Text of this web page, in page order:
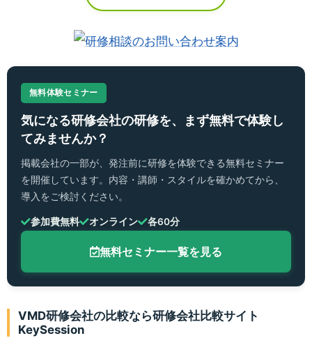
無料体験セミナー
気になる研修会社の研修を、まず無料で体験し
てみませんか？
掲載会社の一部が、発注前に研修を体験できる無料セミナー
を開催しています。内容・講師・スタイルを確かめてから、
導入をご検討ください。
参加費無料 オンライン 各60分
無料セミナー一覧を見る
VMD研修会社の比較なら研修会社比較サイト
KeySession